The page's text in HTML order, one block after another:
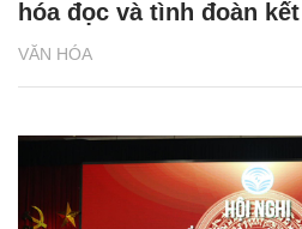
VĂN HÓA
hóa đọc và tình đoàn